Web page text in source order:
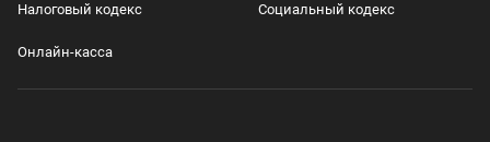
Налоговый кодекс Социальный кодекс
Онлайн-касса